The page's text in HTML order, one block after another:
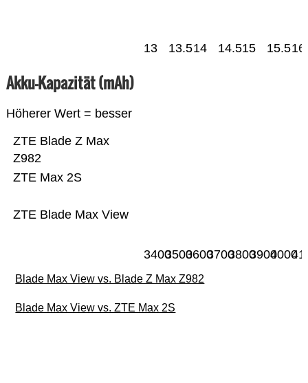
13 13.514 14.515 15.516
Akku-Kapazität (mAh)
Höherer Wert = besser
ZTE Blade Max View
ZTE Max 2S
ZTE Blade Z Max
Z982
3400350036003700380039004000
Blade Max View vs. Blade Z Max Z982
Blade Max View vs. ZTE Max 2S